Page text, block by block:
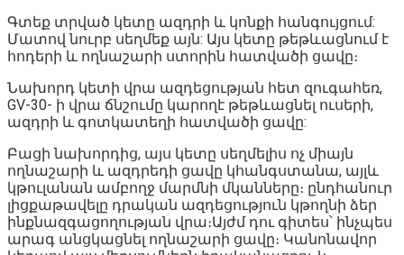
Գտեք տրված կետը ազդրի և կոնքի հանգույցում:
Մատով նուրբ սեղմեք այն: Այս կետը թեթևացնում է
հոդերի և ողնաշարի ստորին հատվածի ցավը։
Նախորդ կետի վրա ազդեցության հետ զուգահեռ,
GV-30- ի վրա ճնշումը կարողէ թեթևացնել ուսերի,
ազդրի և գոտկատեղի հատվածի ցավը:
Բացի նախորդից, այս կետը սեղմելիս ոչ միայն
ողնաշարի և ազդրեդի ցավը կհանգստանա, այլև
կթուլանան ամբողջ մարմնի մկանները։ ընդհանուր
լիցքաթավելը դրական ազդեցություն կթողնի ձեր
ինքնազգացողության վրա։Այժմ դու գիտես՝ ինչպես
արագ անցկացնել ողնաշարի ցավը։ Կանոնավոր